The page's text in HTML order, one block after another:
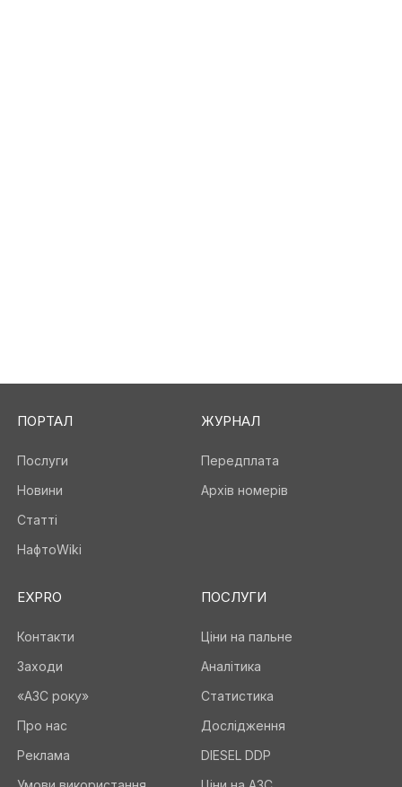
ПОРТАЛ
Послуги
Новини
Статті
НафтоWiki
ЖУРНАЛ
Передплата
Архів номерів
EXPRO
Контакти
Заходи
«АЗС року»
Про нас
Реклама
ПОСЛУГИ
Ціни на пальне
Аналітика
Статистика
Дослідження
DIESEL DDP